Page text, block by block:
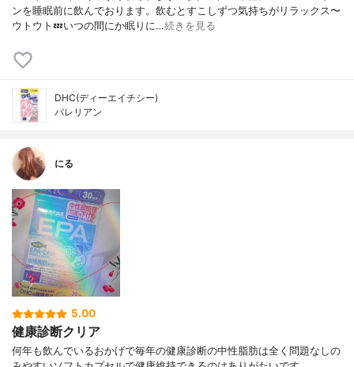
ンを睡眠前に飲んでおります。飲むとすこしずつ気持ちがリラックス〜
ウトウト💤いつの間にか眠りに…続きを見る
DHC(ディーエイチシー)
バレリアン
にる
5.00
健康診断クリア
何年も飲んでいるおかげで毎年の健康診断の中性脂肪は全く問題なしの